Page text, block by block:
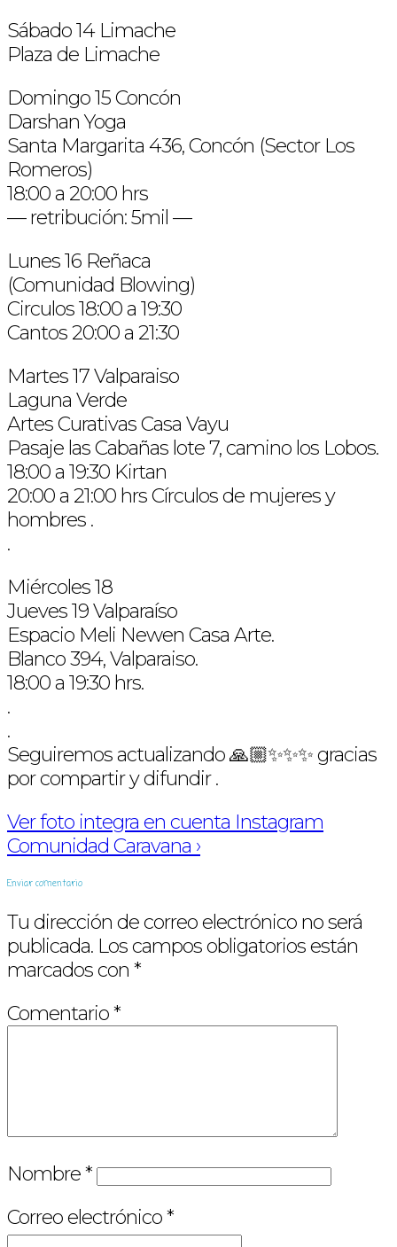
Sábado 14 Limache
Plaza de Limache
Domingo 15 Concón
Darshan Yoga
Santa Margarita 436, Concón (Sector Los
Romeros)
18:00 a 20:00 hrs
— retribución: 5mil —
Lunes 16 Reñaca
(Comunidad Blowing)
Circulos 18:00 a 19:30
Cantos 20:00 a 21:30
Martes 17 Valparaiso
Laguna Verde
Artes Curativas Casa Vayu
Pasaje las Cabañas lote 7, camino los Lobos.
18:00 a 19:30 Kirtan
20:00 a 21:00 hrs Círculos de mujeres y
hombres .
.
Miércoles 18
Jueves 19 Valparaíso
Espacio Meli Newen Casa Arte.
Blanco 394, Valparaiso.
18:00 a 19:30 hrs.
.
.
Seguiremos actualizando 🙏🏼✨✨✨ gracias
por compartir y difundir .
Ver foto integra en cuenta Instagram
Comunidad Caravana ›
Enviar comentario
Tu dirección de correo electrónico no será
publicada. Los campos obligatorios están
marcados con *
Comentario*
Nombre*
Correo electrónico*